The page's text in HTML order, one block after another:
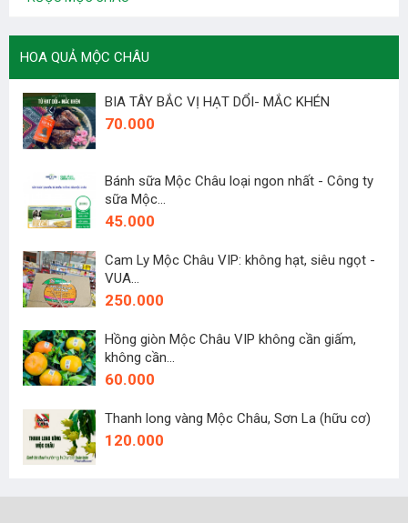
HOA QUẢ MỘC CHÂU
BIA TÂY BẮC VỊ HẠT DỔI- MẮC KHÉN
70.000
Bánh sữa Mộc Châu loại ngon nhất - Công ty
sữa Mộc...
45.000
Cam Ly Mộc Châu VIP: không hạt, siêu ngọt -
VUA...
250.000
Hồng giòn Mộc Châu VIP không cần giấm,
không cần...
60.000
Thanh long vàng Mộc Châu, Sơn La (hữu cơ)
120.000